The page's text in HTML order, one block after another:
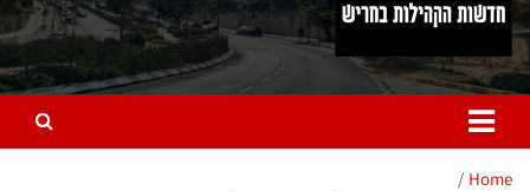
חריש 634
חדשות הקהילות בחריש
Home